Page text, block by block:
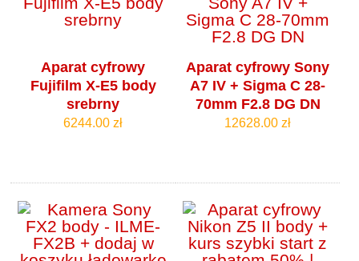
Aparat cyfrowy
Fujifilm X-E5 body
srebrny
6244.00 zł
Aparat cyfrowy Sony
A7 IV + Sigma C 28-
70mm F2.8 DG DN
12628.00 zł